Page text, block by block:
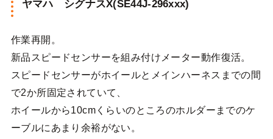
ヤマハ シグナスX(SE44J-296xxx)
作業再開。
新品スピードセンサーを組み付けメーター動作復活。
スピードセンサーがホイールとメインハーネスまでの間
で2か所固定されていて、
ホイールから10cmくらいのところのホルダーまでのケ
ーブルにあまり余裕がない。